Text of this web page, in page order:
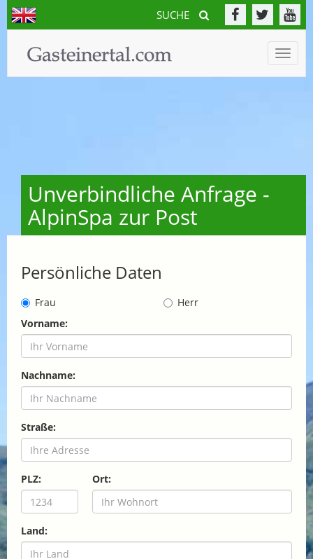
SUCHE
Toggle
Unverbindliche Anfrage -
AlpinSpa zur Post
Persönliche Daten
Frau
Herr
Vorname:
Nachname:
Straße:
PLZ: Ort:
Land: